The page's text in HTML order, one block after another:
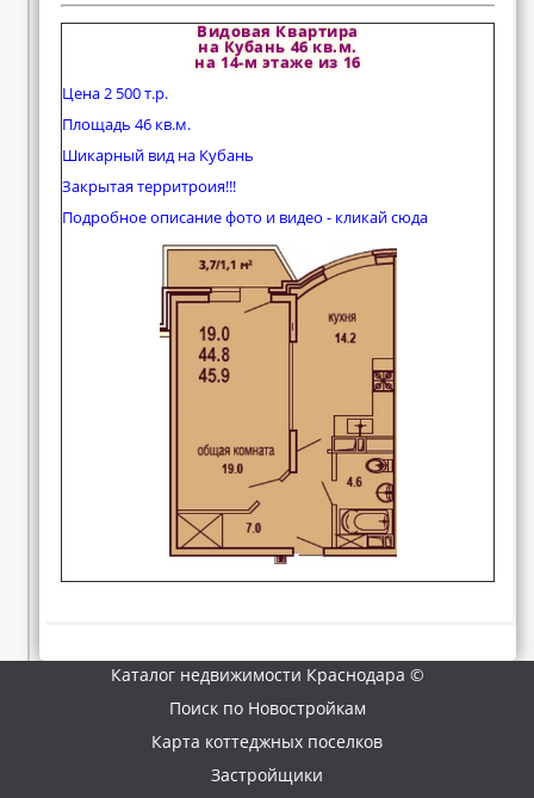
Видовая Квартира
на Кубань 46 кв.м.
на 14-м этаже из 16
Цена 2 500 т.р.
Площадь 46 кв.м.
Шикарный вид на Кубань
Закрытая территроия!!!
Подробное описание фото и видео - кликай сюда
Каталог недвижимости Краснодара ©
Поиск по Новостройкам
Карта коттеджных поселков
Застройщики